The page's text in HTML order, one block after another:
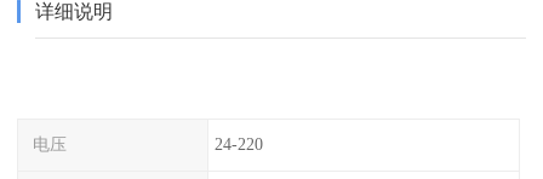
详细说明
电压 24-220